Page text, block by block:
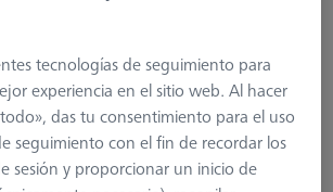
de medición
MSR X=1000
Imprimir página
tecnologías de seguimiento para
experiencia en el sitio web. Al hacer
das tu consentimiento para el uso
seguimiento con el fin de recordar los
sesión y proporcionar un inicio de